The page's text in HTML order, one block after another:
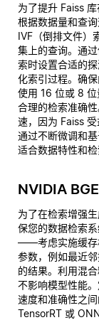
为了提升 Faiss
根据数据量和查
IVF（倒排文件）
集上的查询。通
索时设置合适的
化索引过程。确
使用 16 位或 8
合理的检索准确
速，因为 Faiss 受
通过不断微调和
适合数据特性和检
NVIDIA
为了在检索增强
保您的数据检索
——考虑实施缓存
参数，例如最近
的结果。利用混
不影响模型性能
速度和准确性之
TensorRT 或